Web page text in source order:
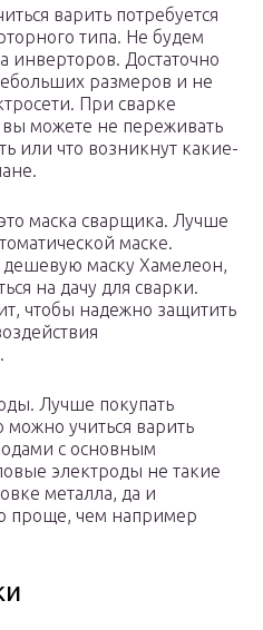
варить потребуется
типа. Не будем
инверторов. Достаточно
размеров и не
При сварке
можете не переживать
или что возникнут какие-
маска сварщика. Лучше
маске.
дешевую маску Хамелеон,
на дачу для сварки.
чтобы надежно защитить
Лучше покупать
учиться варить
с основным
электроды не такие
металла, да и
проще, чем например